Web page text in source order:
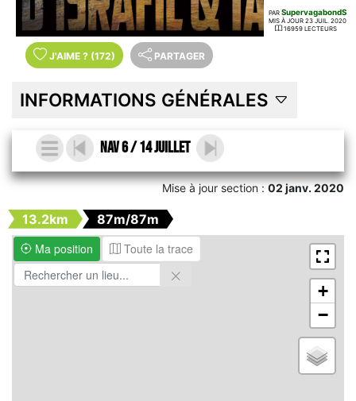
PAR SupervagabondS
MIS À JOUR 23 JUIL. 2020
16959 LECTEURS
J'AIME ? (172) PARTAGER
INFORMATIONS GÉNÉRALES
Nav 6 / 14 Juillet
Mise à jour section :02 janv. 2020
13.2km
87m/87m
Ma position
Toute la trace
+
−